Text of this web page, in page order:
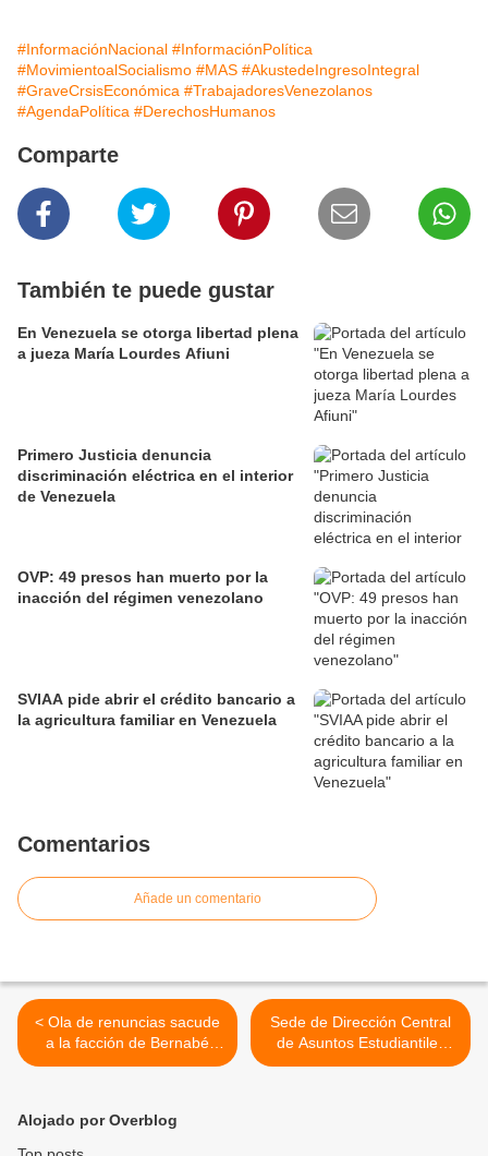
#InformaciónNacional #InformaciónPolítica
#MovimientoalSocialismo #MAS #AkustedeIngresoIntegral
#GraveCrsisEconómica #TrabajadoresVenezolanos
#AgendaPolítica #DerechosHumanos
Comparte
También te puede gustar
En Venezuela se otorga libertad plena
a jueza María Lourdes Afiuni
Primero Justicia denuncia
discriminación eléctrica en el interior
de Venezuela
OVP: 49 presos han muerto por la
inacción del régimen venezolano
SVIAA pide abrir el crédito bancario a
la agricultura familiar en Venezuela
Comentarios
Añade un comentario
< Ola de renuncias sacude
a la facción de Bernabé
Gutiérrez en AD por
Sede de Dirección Central
de Asuntos Estudiantiles
reinauguraron en Campus
Alojado por Overblog